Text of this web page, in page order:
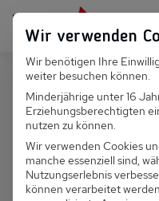
Persönlich für dich da:
Suchfeld
A 153.001 -
Wir verwenden
Wir benötigen Ihre
weiter besuchen können.
Minderjährige unter 16
Erziehungsberechtigten
nutzen zu können.
Wir verwenden Cookies
manche essenziell sind,
Nutzungserlebnis
können verarbeitet